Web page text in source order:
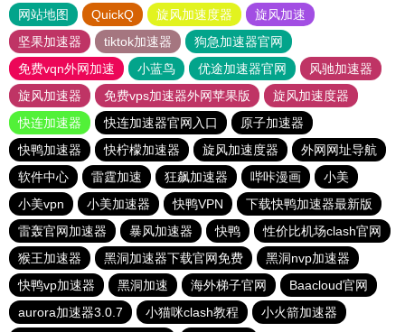
网站地图 QuickQ 旋风加速度器
旋风加速
坚果加速器
tiktok加速器
狗急加速器官网
免费vqn外网加速
小蓝鸟 优途加速器官网
风驰加速器
旋风加速器
免费vps加速器外网苹果版
旋风加速度器
快连加速器
快连加速器官网入口
原子加速器
快鸭加速器
快柠檬加速器 旋风加速度器
外网网址导航
软件中心
雷霆加速 狂飙加速器 哔咔漫画
小美
小美vpn
小美加速器 快鸭VPN
下载快鸭加速器最新版
雷轰官网加速器
暴风加速器 快鸭
性价比机场clash官网
猴王加速器
黑洞加速器下载官网免费
黑洞nvp加速器
快鸭vp加速器
黑洞加速 海外梯子官网
Baacloud官网
aurora加速器3.0.7
小猫咪clash教程 小火箭加速器